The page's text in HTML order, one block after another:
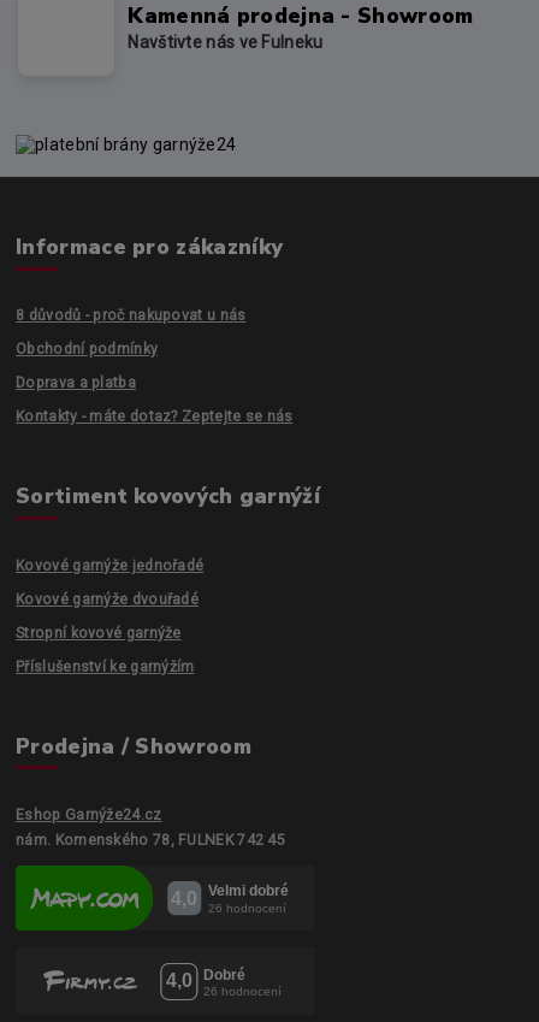
Kamenná prodejna - Showroom
Navštivte nás ve Fulneku
Informace pro zákazníky
8 důvodů - proč nakupovat u nás
Obchodní podmínky
Doprava a platba
Kontakty - máte dotaz? Zeptejte se nás
Sortiment kovových garnýží
Kovové garnýže jednořadé
Kovové garnýže dvouřadé
Stropní kovové garnýže
Příslušenství ke garnýžím
Prodejna / Showroom
Eshop Garnýže24.cz
nám. Komenského 78, FULNEK 742 45